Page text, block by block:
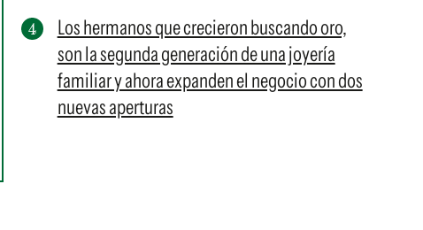
Los hermanos que crecieron buscando oro,
son la segunda generación de una joyería
familiar y ahora expanden el negocio con dos
nuevas aperturas